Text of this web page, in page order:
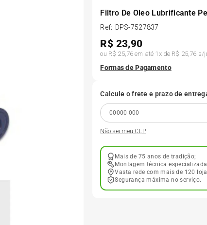
Filtro De Oleo Lubrificante
Ref: DPS-7527837
R$ 23,90
ou R$ 25,76 em até 1 x de R$ 25,76 s/
Formas de Pagamento
Calcule o frete e prazo de
Não sei meu CEP
Mais de 75 anos de tradição;
Montagem técnica
Vasta rede com mais de 120
Segurança máxima no serviço.
Kit 4 Pneu Xbri Aro 13
175 70r14
185 60r15
205 55r16
Pneu